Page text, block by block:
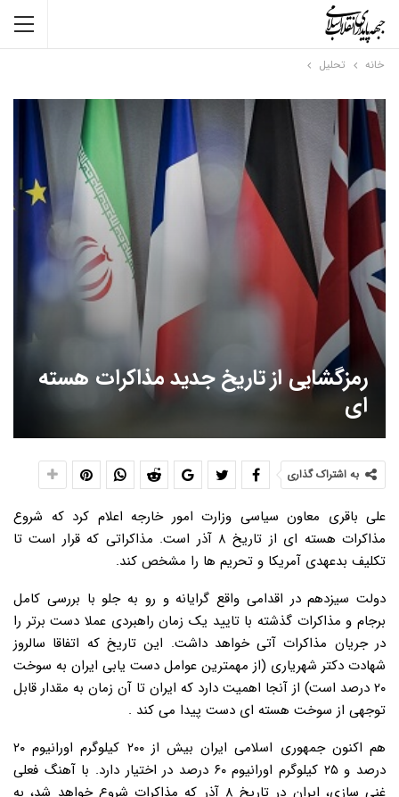
خانه تحلیل
رمزگشایی از تاریخ جدید مذاکرات هسته
ای
به اشتراک گذاری
علی باقری معاون سیاسی وزارت امور خارجه اعلام کرد که شروع
مذاکرات هسته ای از تاریخ ۸ آذر است. مذاکراتی که قرار است تا
تکلیف بدعهدی آمریکا و تحریم ها را مشخص کند.
دولت سیزدهم در اقدامی واقع گرایانه و رو به جلو با بررسی کامل
برجام و مذاکرات گذشته با تایید یک زمان راهبردی عملا دست برتر را
در جریان مذاکرات آتی خواهد داشت. این تاریخ که اتفاقا سالروز
شهادت دکتر شهریاری (از مهمترین عوامل دست یابی ایران به سوخت
۲۰ درصد است) از آنجا اهمیت دارد که ایران تا آن زمان به مقدار قابل
توجهی از سوخت هسته ای دست پیدا می کند .
هم اکنون جمهوری اسلامی ایران بیش از ۲۰۰ کیلوگرم اورانیوم ۲۰
درصد و ۲۵ کیلوگرم اورانیوم ۶۰ درصد در اختیار دارد. با آهنگ فعلی
غنی سازی، ایران در تاریخ ۸ آذر که مذاکرات شروع خواهد شد، به